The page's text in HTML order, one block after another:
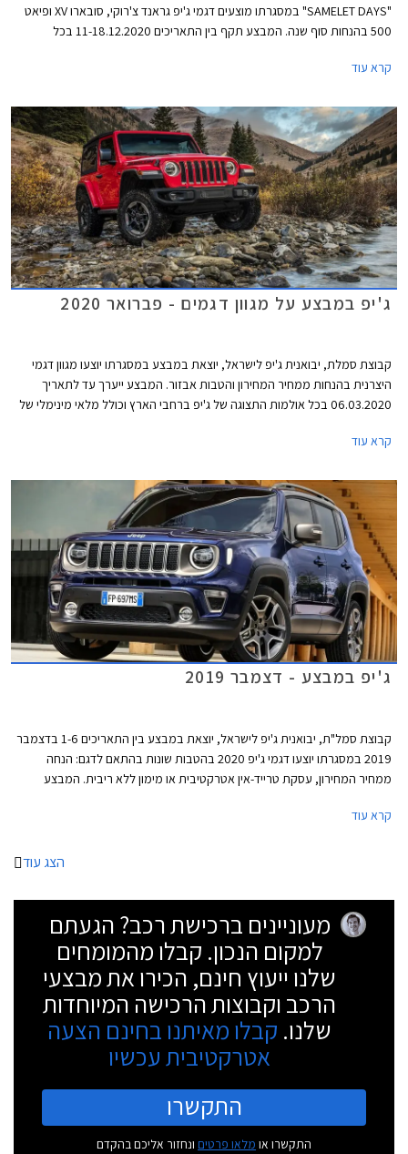
"SAMELET DAYS" במסגרתו מוצעים דגמי ג'יפ גראנד צ'רוקי, סובארו XV ופיאט
500 בהנחות סוף שנה. המבצע תקף בין התאריכים 11-18.12.2020 בכל
קרא עוד
ג'יפ במבצע על מגוון דגמים - פברואר 2020
קבוצת סמלת, יבואנית ג'יפ לישראל, יוצאת במבצע במסגרתו יוצעו מגוון דגמי
היצרנית בהנחות ממחיר המחירון והטבות אבזור. המבצע ייערך עד לתאריך
06.03.2020 בכל אולמות התצוגה של ג'יפ ברחבי הארץ וכולל מלאי מינימלי של
קרא עוד
ג'יפ במבצע - דצמבר 2019
קבוצת סמל"ת, יבואנית ג'יפ לישראל, יוצאת במבצע בין התאריכים 1-6 בדצמבר
2019 במסגרתו יוצעו דגמי ג'יפ 2020 בהטבות שונות בהתאם לדגם: הנחה
ממחיר המחירון, עסקת טרייד-אין אטרקטיבית או מימון ללא ריבית. המבצע
קרא עוד
הצג עוד
מעוניינים ברכישת רכב? הגעתם
למקום הנכון. קבלו מהמומחים
שלנו ייעוץ חינם, הכירו את מבצעי
הרכב וקבוצות הרכישה המיוחדות
שלנו. קבלו מאיתנו בחינם הצעה
אטרקטיבית עכשיו
התקשרו
התקשרו או מלאו פרטים ונחזור אליכם בהקדם